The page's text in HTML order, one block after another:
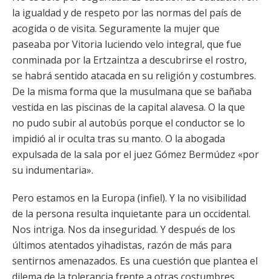
la igualdad y de respeto por las normas del país de
acogida o de visita. Seguramente la mujer que
paseaba por Vitoria luciendo velo integral, que fue
conminada por la Ertzaintza a descubrirse el rostro,
se habrá sentido atacada en su religión y costumbres.
De la misma forma que la musulmana que se bañaba
vestida en las piscinas de la capital alavesa. O la que
no pudo subir al autobús porque el conductor se lo
impidió al ir oculta tras su manto. O la abogada
expulsada de la sala por el juez Gómez Bermúdez «por
su indumentaria».
Pero estamos en la Europa (infiel). Y la no visibilidad
de la persona resulta inquietante para un occidental.
Nos intriga. Nos da inseguridad. Y después de los
últimos atentados yihadistas, razón de más para
sentirnos amenazados. Es una cuestión que plantea el